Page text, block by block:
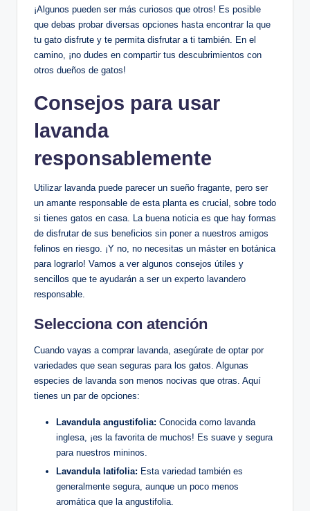
¡Algunos pueden ser más curiosos que otros! Es posible
que debas probar diversas opciones hasta encontrar la que
tu gato disfrute y te permita disfrutar a ti también. En el
camino, ¡no dudes en compartir tus descubrimientos con
otros dueños de gatos!
Consejos para usar
lavanda
responsablemente
Utilizar lavanda puede parecer un sueño fragante, pero ser
un amante responsable de esta planta es crucial, sobre todo
si tienes gatos en casa. La buena noticia es que hay formas
de disfrutar de sus beneficios sin poner a nuestros amigos
felinos en riesgo. ¡Y no, no necesitas un máster en botánica
para lograrlo! Vamos a ver algunos consejos útiles y
sencillos que te ayudarán a ser un experto lavandero
responsable.
Selecciona con atención
Cuando vayas a comprar lavanda, asegúrate de optar por
variedades que sean seguras para los gatos. Algunas
especies de lavanda son menos nocivas que otras. Aquí
tienes un par de opciones:
Lavandula angustifolia: Conocida como lavanda
inglesa, ¡es la favorita de muchos! Es suave y segura
para nuestros mininos.
Lavandula latifolia: Esta variedad también es
generalmente segura, aunque un poco menos
aromática que la angustifolia.